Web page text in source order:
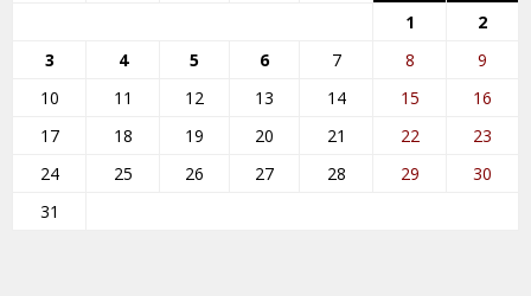
1
2
3
4 5 6 7 8
9
10
11 12 13 14 15
16
17
18 19 20 21 22
23
24
25 26 27 28 29
30
31